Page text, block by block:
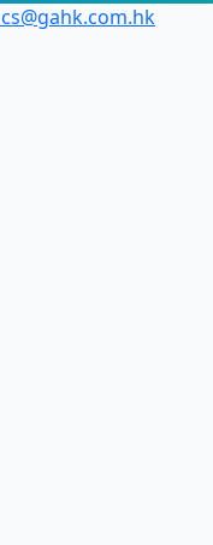
cs@gahk.com.hk